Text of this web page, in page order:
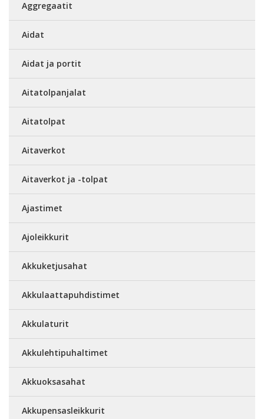
Aggregaatit
Aidat
Aidat ja portit
Aitatolpanjalat
Aitatolpat
Aitaverkot
Aitaverkot ja -tolpat
Ajastimet
Ajoleikkurit
Akkuketjusahat
Akkulaattapuhdistimet
Akkulaturit
Akkulehtipuhaltimet
Akkuoksasahat
Akkupensasleikkurit